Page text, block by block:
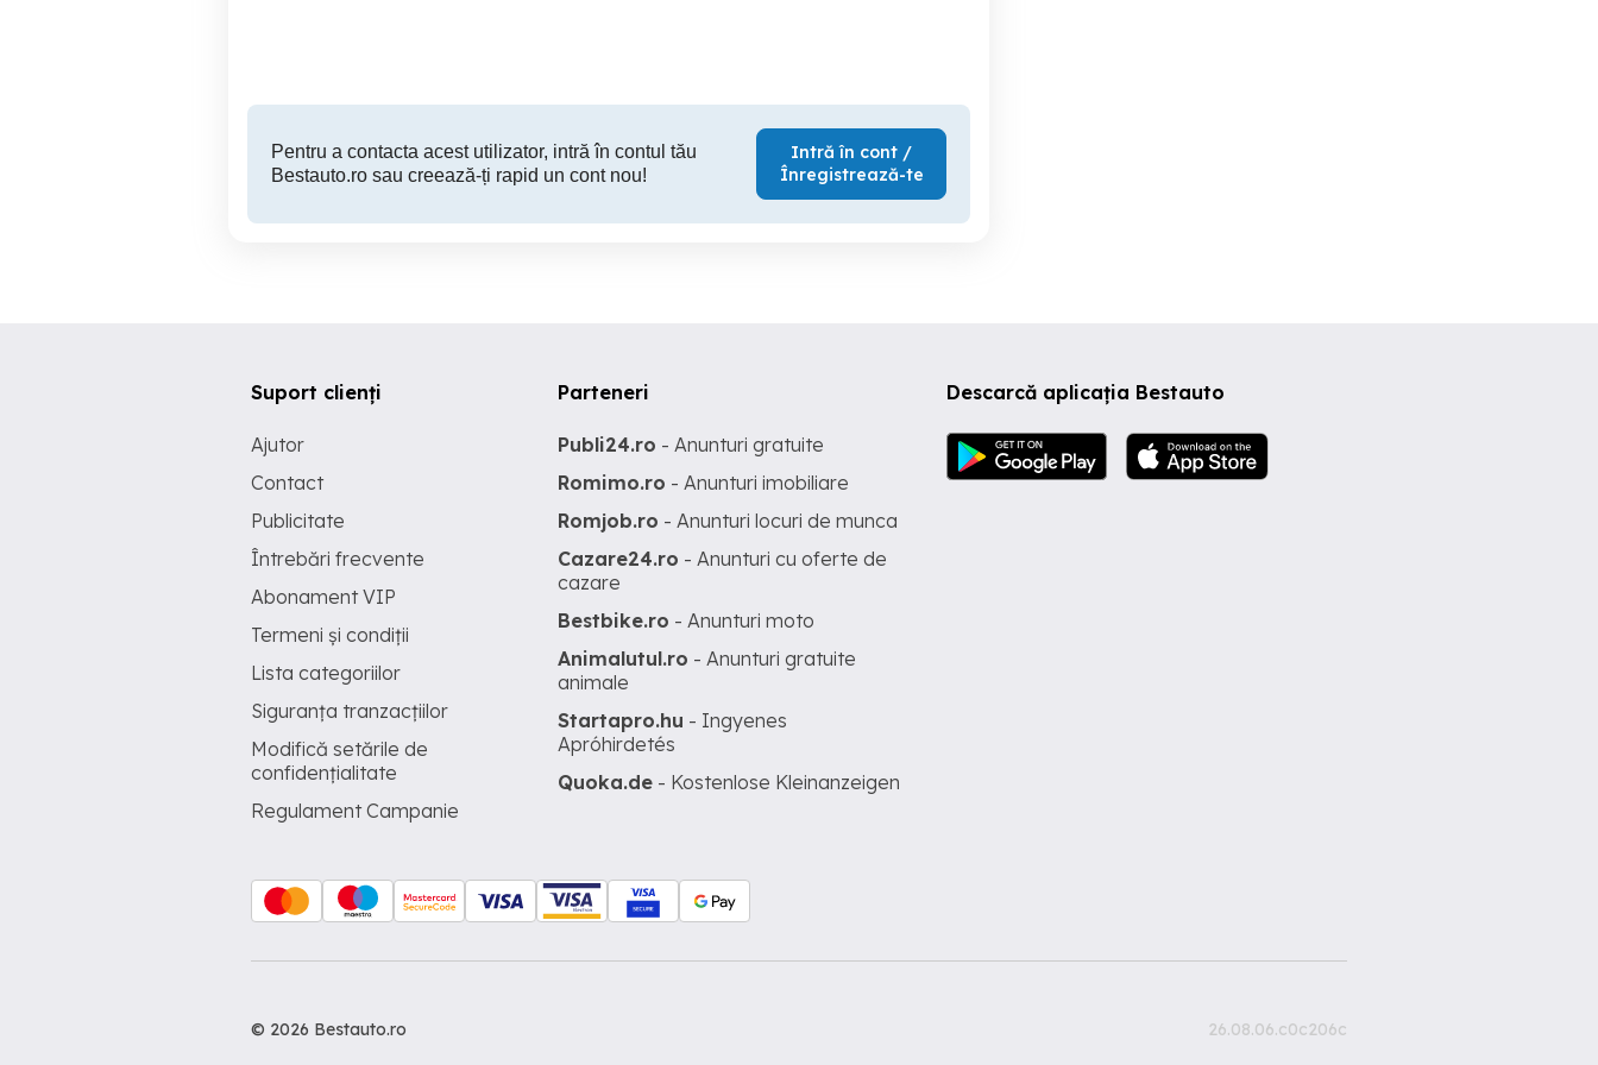
Pentru a contacta acest utilizator, intră în contul tău
Bestauto.ro sau creează-ți rapid un cont nou!
Intră în cont /
Înregistrează-te
Descarcă aplicația Bestauto
Suport clienți
Ajutor
Contact
Publicitate
Întrebări frecvente
Abonament VIP
Termeni și condiții
Lista categoriilor
Siguranța tranzacțiilor
Modifică setările de
confidențialitate
Regulament Campanie
Parteneri
Publi24.ro - Anunturi gratuite
Romimo.ro - Anunturi imobiliare
Romjob.ro - Anunturi locuri de munca
Cazare24.ro - Anunturi cu oferte de
cazare
Bestbike.ro - Anunturi moto
Animalutul.ro - Anunturi gratuite
animale
Startapro.hu - Ingyenes
Apróhirdetés
Quoka.de - Kostenlose Kleinanzeigen
© 2026 Bestauto.ro 26.08.06.c0c206c